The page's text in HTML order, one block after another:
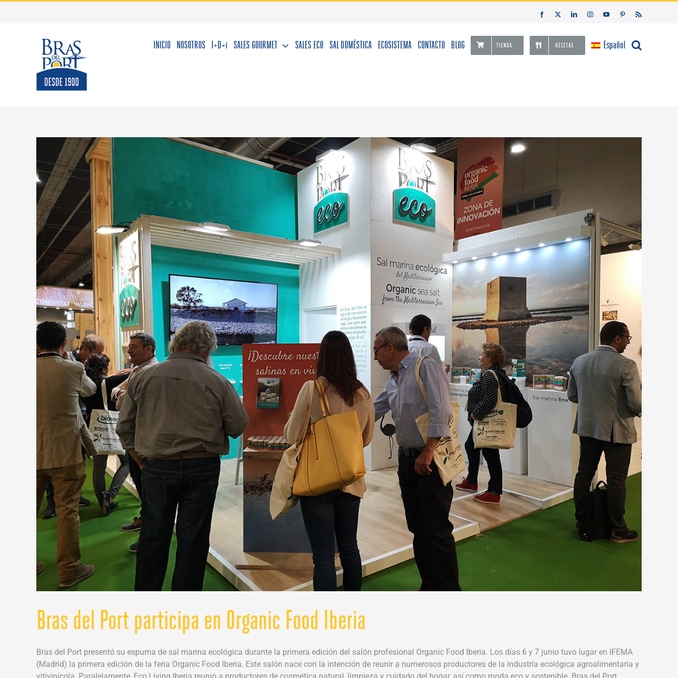
Facebook LinkedInInstagramYouTubePinterestRss
INICIO NOSOTROS I+D+i SALES GOURMET SALES ECO SAL DOMÉSTICA ECOSISTEMA CONTACTO BLOG TIENDA RECETAS Español
Bras del Port participa en Organic Food Iberia
Bras del Port presentó su espuma de sal marina ecológica durante la primera edición del salón profesional Organic Food Iberia. Los días 6 y 7 junio tuvo lugar en IFEMA
(Madrid) la primera edición de la feria Organic Food Iberia. Este salón nace con la intención de reunir a numerosos productores de la industria ecológica agroalimentaria y